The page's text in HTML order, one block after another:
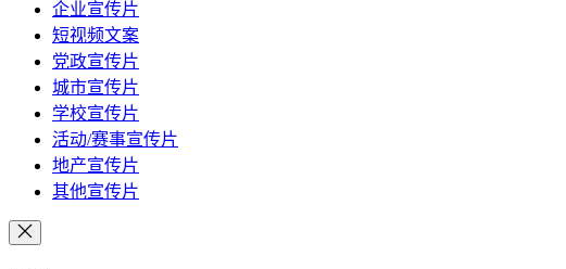
企业宣传片
短视频文案
党政宣传片
城市宣传片
学校宣传片
活动/赛事宣传片
地产宣传片
其他宣传片